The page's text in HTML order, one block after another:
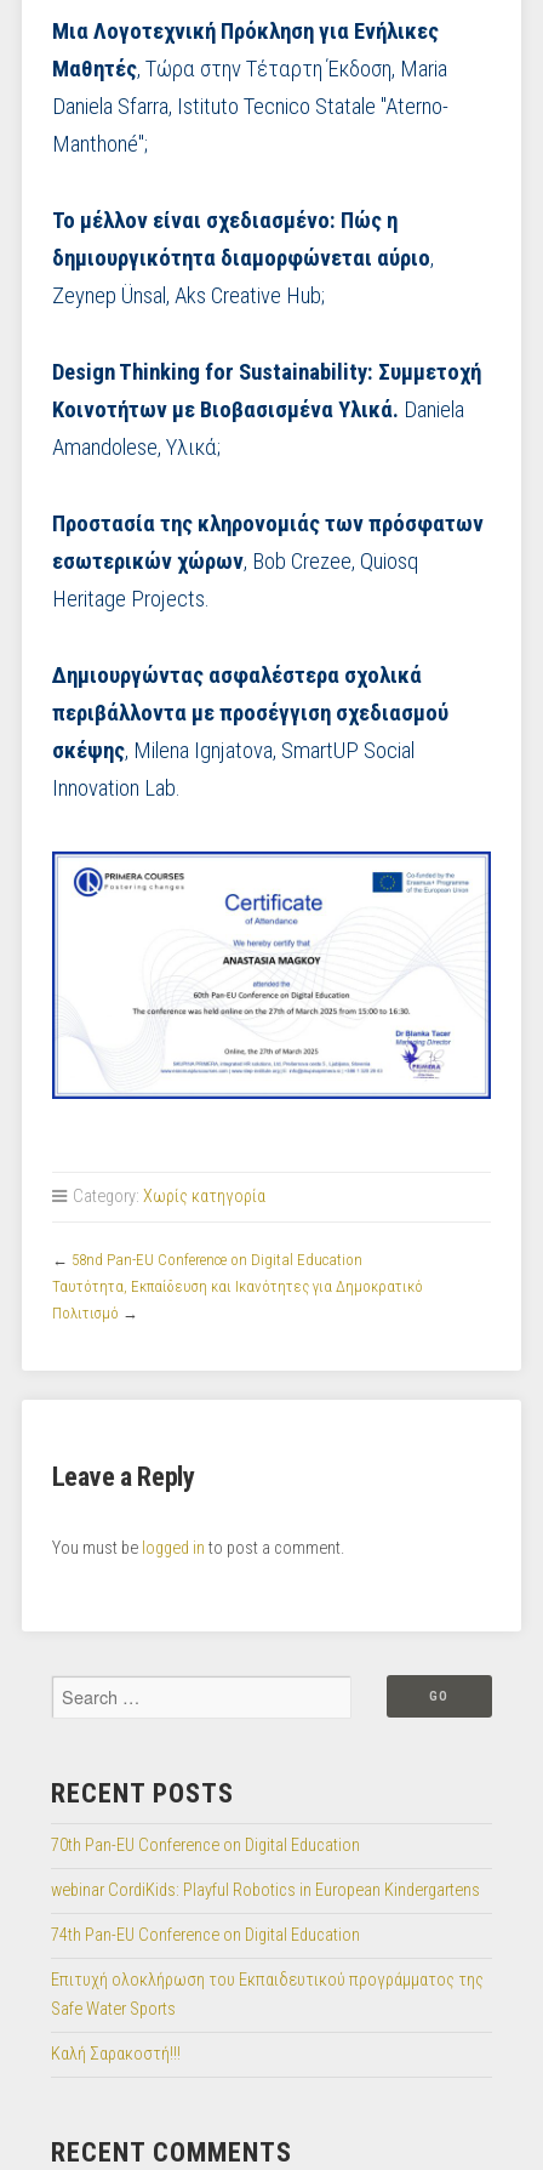
Μια Λογοτεχνική Πρόκληση για Ενήλικες
Μαθητές, Τώρα στην Τέταρτη Έκδοση, Maria
Daniela Sfarra, Istituto Tecnico Statale "Aterno-
Manthoné"​;
Το μέλλον είναι σχεδιασμένο: Πώς η
δημιουργικότητα διαμορφώνεται αύριο,
Zeynep Ünsal, Aks Creative Hub;
Design Thinking for Sustainability: Συμμετοχή
Κοινοτήτων με Βιοβασισμένα Υλικά. Daniela
Amandolese, Υλικά;
Προστασία της κληρονομιάς των πρόσφατων
εσωτερικών χώρων, Bob Crezee, Quiosq
Heritage Projects.
Δημιουργώντας ασφαλέστερα σχολικά
περιβάλλοντα με προσέγγιση σχεδιασμού
σκέψης, Milena Ignjatova, SmartUP Social
Innovation Lab.
Category: Χωρίς κατηγορία
← 58nd Pan-EU Conference on Digital Education
Ταυτότητα, Εκπαίδευση και Ικανότητες για Δημοκρατικό
Πολιτισμό →
Leave a Reply
You must be logged in to post a comment.
RECENT POSTS
70th Pan-EU Conference on Digital Education
webinar CordiKids: Playful Robotics in European Kindergartens
74th Pan-EU Conference on Digital Education
Επιτυχή ολοκλήρωση του Εκπαιδευτικού προγράμματος της
Safe Water Sports
Καλή Σαρακοστή!!!
RECENT COMMENTS